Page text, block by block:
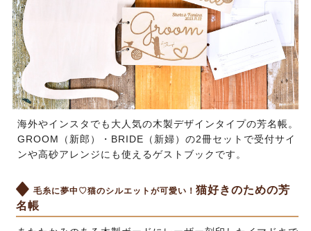
海外やインスタでも大人気の木製デザインタイプの芳名帳。
GROOM（新郎）・BRIDE（新婦）の2冊セットで受付サイ
ンや高砂アレンジにも使えるゲストブックです。
毛糸に夢中♡猫のシルエットが可愛い！ 猫好きのための芳
名帳